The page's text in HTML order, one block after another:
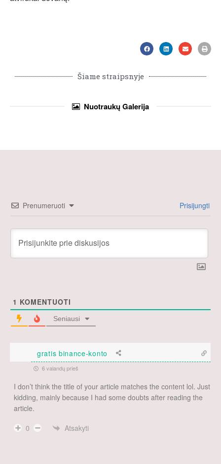
Šiame straipsnyje
NuotraukųGalerija
Prenumeruoti Prisijungti
1 KOMENTUOTI
Seniausi
gratis binance-konto
6 valandų prieš
I don’t think the title of your article matches the content lol. Just
kidding, mainly because I had some doubts after reading the
article.
0
Atsakyti